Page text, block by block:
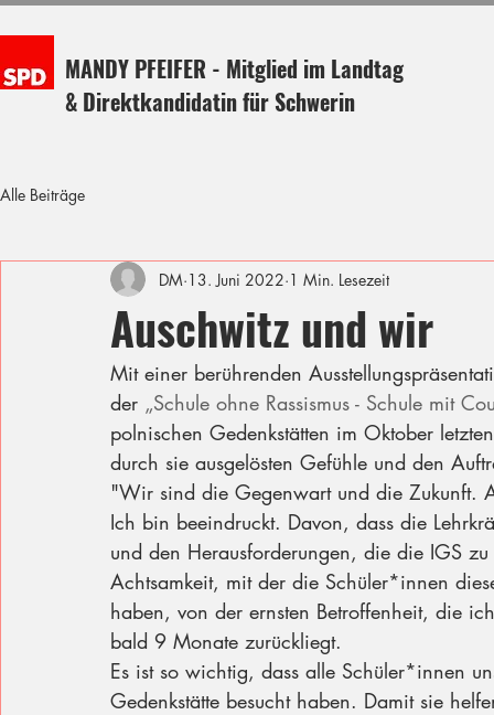
MANDY PFEIFER - Mitglied im Landtag
& Direktkandidatin für Schwerin
Alle Beiträge
Auschwitz und wir
DM 13. Juni 2022 1 Min. Lesezeit
Mit einer berührenden
der „Schule ohne Rassismus - Schule mit
polnischen Gedenkstätten im Oktober
durch sie ausgelösten Gefühle und den
"Wir sind die Gegenwart und die Zukunft.
Ich bin beeindruckt. Davon, dass die
und den Herausforderungen, die die IGS
Achtsamkeit, mit der die Schüler*innen
haben, von der ernsten Betroffenheit, die
bald 9 Monate zurückliegt.
Es ist so wichtig, dass alle Schüler*innen
Gedenkstätte besucht haben. Damit sie